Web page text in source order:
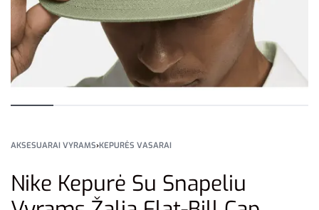
AKSESUARAI VYRAMS›KEPURĖS VASARAI
Nike Kepurė Su Snapeliu